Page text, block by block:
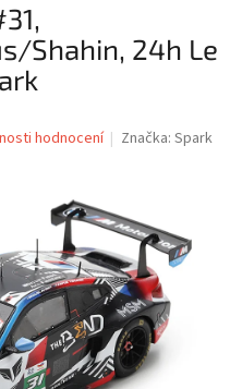
Shahin, 24h Le
hodnocení Značka:Spark